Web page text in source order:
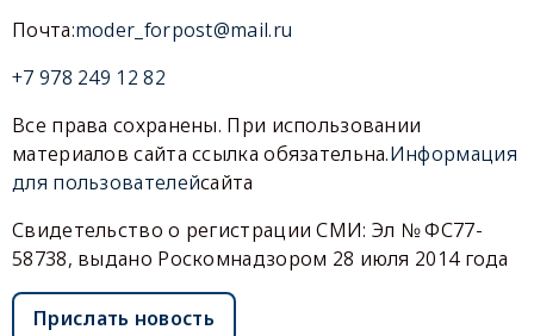
Почта:moder_forpost@mail.ru
+7 978 249 12 82
Все права сохранены. При использовании
материалов сайта ссылка обязательна.Информация
для пользователейсайта
Свидетельство о регистрации СМИ: Эл № ФС77-
58738, выдано Роскомнадзором 28 июля 2014 года
Прислать новость